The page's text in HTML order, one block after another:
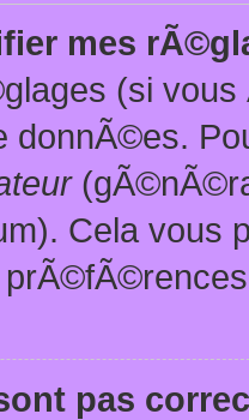
mes
(si
donnÃ©es.
Cela vous
pas